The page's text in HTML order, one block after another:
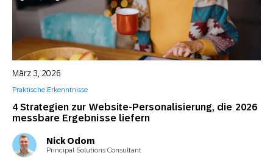
4 Strategien zur Website-Personalisierung, die 2026
messbare Ergebnisse liefern
März 3, 2026
Praktische Erkenntnisse
Nick Odom
Principal Solutions Consultant